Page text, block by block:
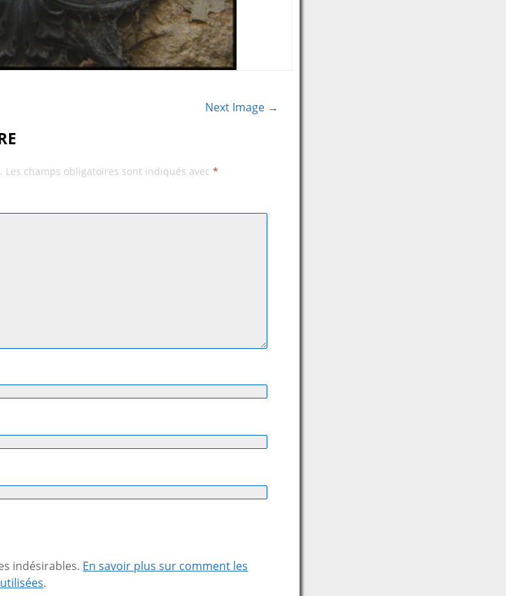
Next Image →
Les champs obligatoires sont indiqués avec*
indésirables. En savoir plus sur comment les
.